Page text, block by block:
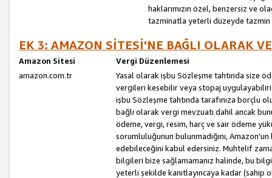
haklarımızın özel, benzersiz ve
tazminatla yeterli düzeyde
EK 3: AMAZON SİTESİ'NE BAĞLI OLARAK
Amazon Sitesi
Vergi Düzenlemesi
amazon.com.tr
Yasal olarak işbu Sözleşme tahtında size
vergileri kesebilir veya stopaj
işbu Sözleşme tahtında tarafınıza borçlu
bağlı olarak vergi mevzuatı dahil ancak
ödeme, vergi, resim, harç ve sair ödeme
sorumluluğunun bulunmadığını,
edebileceğini kabul edersiniz. Muhtelif
bilgileri bize sağlamamanız halinde, bu
yeterli şekilde kanıtlayıncaya kadar